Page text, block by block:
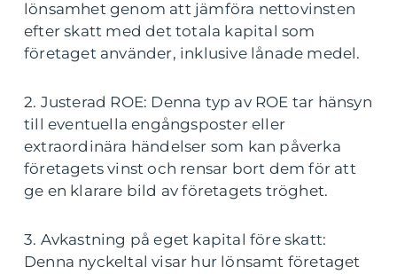
lönsamhet genom att jämföra nettovinsten
efter skatt med det totala kapital som
företaget använder, inklusive lånade medel.
2. Justerad ROE: Denna typ av ROE tar hänsyn
till eventuella engångsposter eller
extraordinära händelser som kan påverka
företagets vinst och rensar bort dem för att
ge en klarare bild av företagets tröghet.
3. Avkastning på eget kapital före skatt:
Denna nyckeltal visar hur lönsamt företaget